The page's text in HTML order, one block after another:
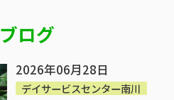
ブログ
2026年06月28日
デイサービスセンター南川